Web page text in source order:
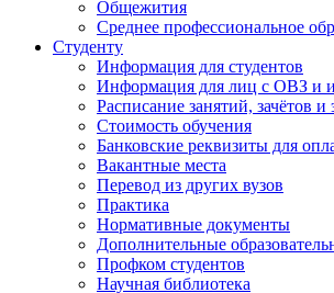
Общежития
Среднее профессиональное
Студенту
Информация для студентов
Информация для лиц с ОВЗ и
Расписание занятий, зачётов и
Стоимость обучения
Банковские реквизиты для
Вакантные места
Перевод из других вузов
Практика
Нормативные документы
Дополнительные
Профком студентов
Научная библиотека